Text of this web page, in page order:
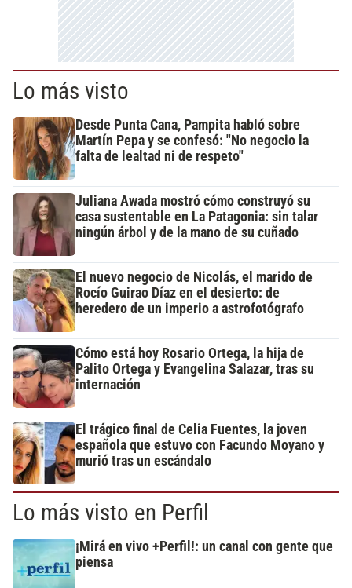
Lo más visto
Desde Punta Cana, Pampita habló sobre
Martín Pepa y se confesó: "No negocio la
falta de lealtad ni de respeto"
Juliana Awada mostró cómo construyó su
casa sustentable en La Patagonia: sin talar
ningún árbol y de la mano de su cuñado
El nuevo negocio de Nicolás, el marido de
Rocío Guirao Díaz en el desierto: de
heredero de un imperio a astrofotógrafo
Cómo está hoy Rosario Ortega, la hija de
Palito Ortega y Evangelina Salazar, tras su
internación
El trágico final de Celia Fuentes, la joven
española que estuvo con Facundo Moyano y
murió tras un escándalo
Lo más visto en Perfil
¡Mirá en vivo +Perfil!: un canal con gente que
piensa